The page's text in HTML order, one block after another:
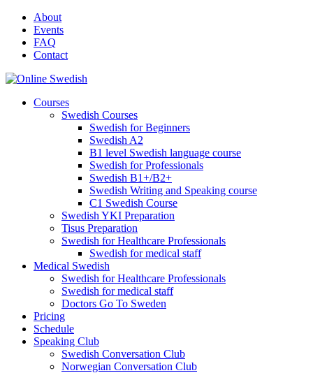
Skip
content
About
Events
FAQ
Contact
Courses
Swedish Courses
Swedish for Beginners
Swedish A2
B1 level Swedish language course
Swedish for Professionals
Swedish B1+/B2+
Swedish Writing and Speaking course
C1 Swedish Course
Swedish YKI Preparation
Tisus Preparation
Swedish for Healthcare Professionals
Swedish for medical staff
Medical Swedish
Swedish for Healthcare Professionals
Swedish for medical staff
Doctors Go To Sweden
Pricing
Schedule
Speaking Club
Swe​dish Con​versation Club
Norwegian Con​versation Club